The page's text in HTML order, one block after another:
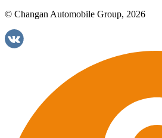
© Changan Automobile Group, 2026